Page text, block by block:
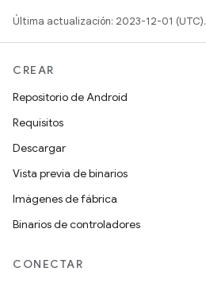
Última actualización: 2023-12-01 (UTC).
CREAR
Repositorio de Android
Requisitos
Descargar
Vista previa de binarios
Imágenes de fábrica
Binarios de controladores
CONECTAR